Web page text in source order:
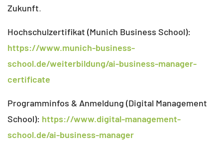
Zukunft.
Hochschulzertifikat (Munich Business School):
https://www.munich-business-
school.de/weiterbildung/ai-business-manager-
certificate
Programminfos & Anmeldung (Digital Management
School): https://www.digital-management-
school.de/ai-business-manager